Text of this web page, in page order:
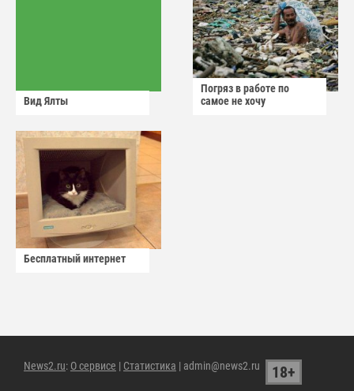
Вид Ялты
Погряз в работе по
самое не хочу
Бесплатный интернет
News2.ru: О сервисе | Статистика | admin@news2.ru 18+